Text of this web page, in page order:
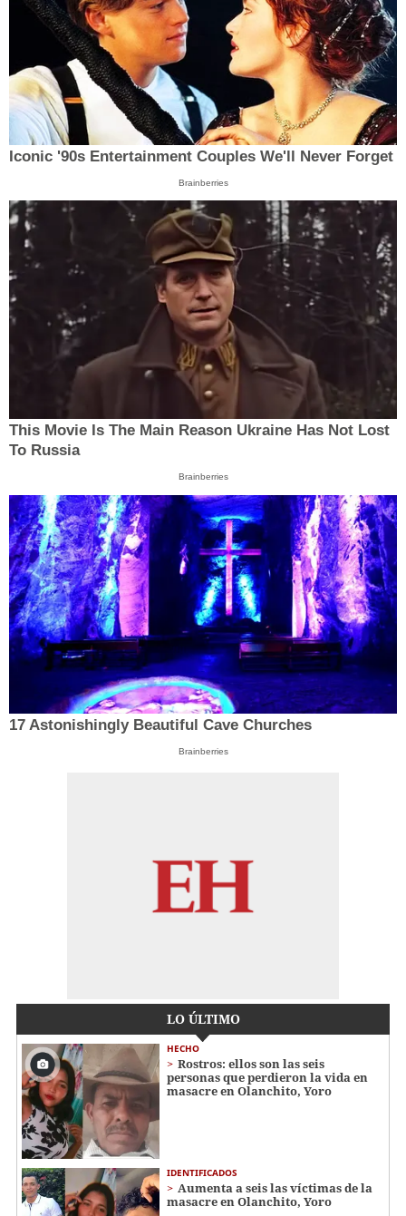
Iconic '90s Entertainment Couples We'll Never Forget
Brainberries
This Movie Is The Main Reason Ukraine Has Not Lost
To Russia
Brainberries
17 Astonishingly Beautiful Cave Churches
Brainberries
LO ÚLTIMO
HECHO
Rostros: ellos son las seis
personas que perdieron la vida en
masacre en Olanchito, Yoro
IDENTIFICADOS
Aumenta a seis las víctimas de la
masacre en Olanchito, Yoro